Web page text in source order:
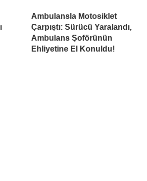
Ambulansla Motosiklet
Çarpıştı: Sürücü Yaralandı,
Ambulans Şoförünün
Ehliyetine El Konuldu!